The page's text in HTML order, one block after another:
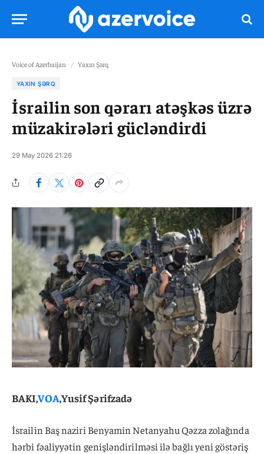
Voice of Azerbaijan / Yaxın Şərq
YAXIN ŞƏRQ
İsrailin son qərarı atəşkəs üzrə
müzakirələri gücləndirdi
29 May 2026 21:26
BAKI,VOA,Yusif Şərifzadə
İsrailin Baş naziri Benyamin Netanyahu Qəzza zolağında
hərbi fəaliyyətin genişləndirilməsi ilə bağlı yeni göstəriş